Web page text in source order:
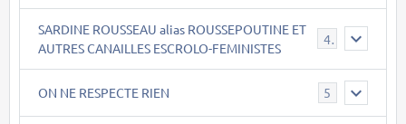
SARDINE ROUSSEAU alias ROUSSEPOUTINE ET
AUTRES CANAILLES ESCROLO-FEMINISTES
40
ON NE RESPECTE RIEN 5